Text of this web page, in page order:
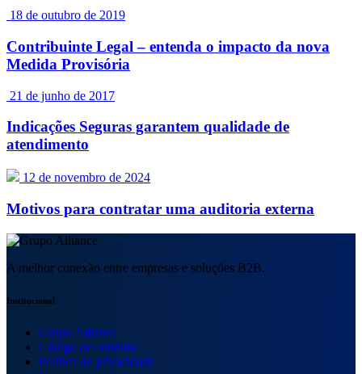
18 de outubro de 2019
Contribuinte Legal – entenda o impacto da nova
Medida Provisória
21 de junho de 2017
Indicações Seguras garantem qualidade de
atendimento
12 de novembro de 2024
Motivos para contratar uma auditoria externa
A melhor conexão entre empresas e soluções B2B.
Institucional
Grupo Alliance
Código de conduta
Política de privacidade